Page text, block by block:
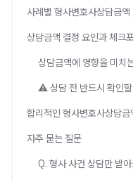
사례별 형사변호사상담금액
상담금액 결정 요인과 체크
상담금액에 영향을 미치
⚠️ 상담 전 반드시 확인
합리적인 형사변호사상담금
자주 묻는 질문
Q. 형사 사건 상담만 받